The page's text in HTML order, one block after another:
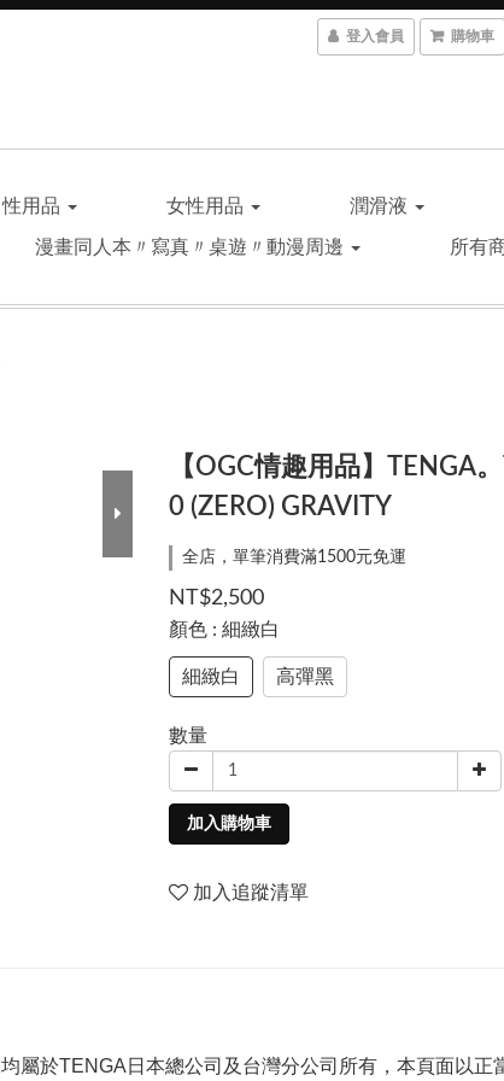
登入會員 購物車
用品 女性用品 潤滑液
漫畫同人本〃寫真〃桌遊〃動漫周邊 所有
【OGC情趣用品】TENGA
0 (ZERO) GRAVITY
全店，單筆消費滿1500元免運
NT$2,500
顏色 : 細緻白
細緻白 高彈黑
數量
加入購物車
加入追蹤清單
屬於TENGA日本總公司及台灣分公司所有，本頁面以正